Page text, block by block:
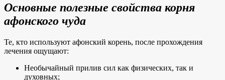
Основные полезные свойства корня
афонского чуда
Те, кто используют афонский корень, после прохождения
лечения ощущают:
Необычайный прилив сил как физических, так и
духовных;